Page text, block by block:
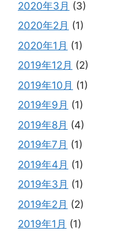
2020年3月 (3)
2020年2月 (1)
2020年1月 (1)
2019年12月 (2)
2019年10月 (1)
2019年9月 (1)
2019年8月 (4)
2019年7月 (1)
2019年4月 (1)
2019年3月 (1)
2019年2月 (2)
2019年1月 (1)